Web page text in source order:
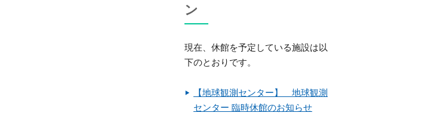
ン
現在、休館を予定している施設は以
下のとおりです。
【地球観測センター】 地球観測
センター 臨時休館のお知らせ